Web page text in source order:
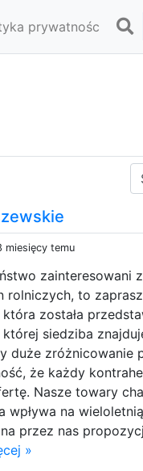
prywatnośc
miesięcy temu
zainteresowani
rolniczych, to
została
której siedziba
duże zróżnicowanie
że każdy
Nasze towary
wpływa na
przez nas
»